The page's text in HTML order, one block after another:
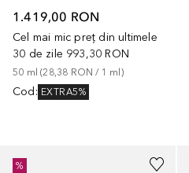
1.419,00 RON
Cel mai mic preț din ultimele
30 de zile 993,30 RON
50 ml (28,38 RON / 1 ml )
Cod : EXTRA5%
%